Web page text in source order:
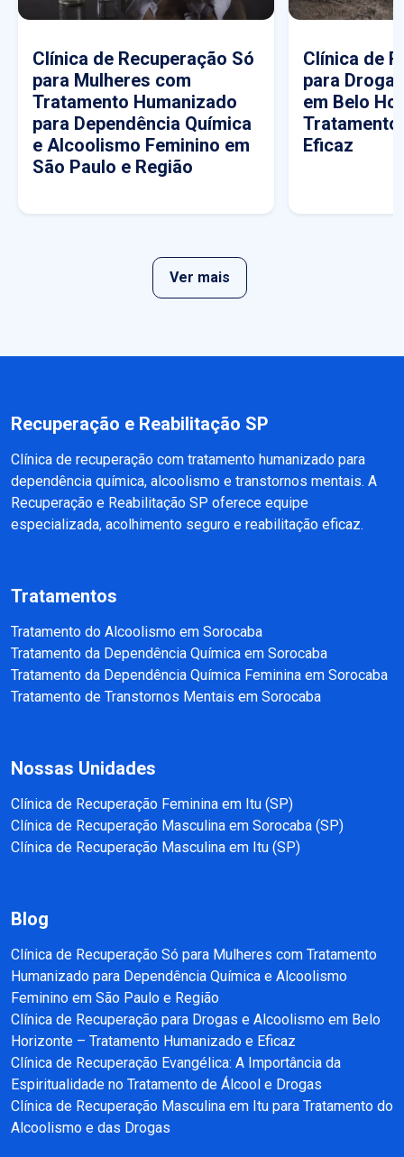
Clínica de Recuperação Só
para Mulheres com
Tratamento Humanizado
para Dependência Química
e Alcoolismo Feminino em
São Paulo e Região
Clínica de
para
em Belo
Tratamento
Eficaz
Ver mais
Recuperação e Reabilitação SP
Clínica de recuperação com tratamento humanizado para
dependência química, alcoolismo e transtornos mentais. A
Recuperação e Reabilitação SP oferece equipe
especializada, acolhimento seguro e reabilitação eficaz.
Tratamentos
Tratamento do Alcoolismo em Sorocaba
Tratamento da Dependência Química em Sorocaba
Tratamento da Dependência Química Feminina em Sorocaba
Tratamento de Transtornos Mentais em Sorocaba
Nossas Unidades
Clínica de Recuperação Feminina em Itu (SP)
Clínica de Recuperação Masculina em Sorocaba (SP)
Clínica de Recuperação Masculina em Itu (SP)
Blog
Clínica de Recuperação Só para Mulheres com Tratamento
Humanizado para Dependência Química e Alcoolismo
Feminino em São Paulo e Região
Clínica de Recuperação para Drogas e Alcoolismo em Belo
Horizonte – Tratamento Humanizado e Eficaz
Clínica de Recuperação Evangélica: A Importância da
Espiritualidade no Tratamento de Álcool e Drogas
Clínica de Recuperação Masculina em Itu para Tratamento do
Alcoolismo e das Drogas